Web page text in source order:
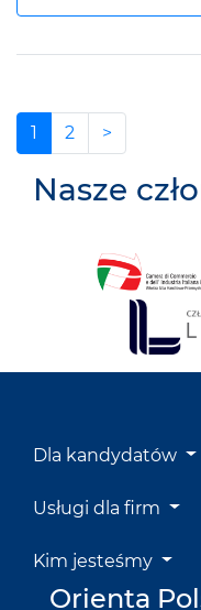
1 2 >
Nasze
Dla kandydatów
Usługi dla firm
Kim jesteśmy
Orienta